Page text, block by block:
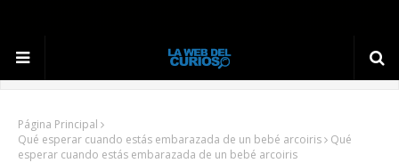
Página Principal
Qué esperar cuando estás embarazada de un bebé arcoiris
Qué
esperar cuando estás embarazada de un bebé arcoiris